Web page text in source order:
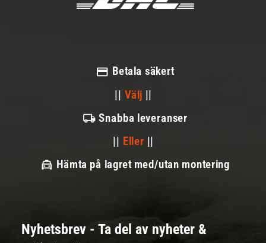
Betala säkert
|| Välj ||
Snabba leveranser
|| Eller ||
Hämta på lagret med/utan montering
Nyhetsbrev - Ta del av nyheter &